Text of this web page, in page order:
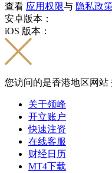
查看 应用权限与 隐私政
安卓版本：
iOS 版本：
您访问的是香港地区网
关于领峰
开立账户
快速注资
在线客服
财经日历
MT4下载